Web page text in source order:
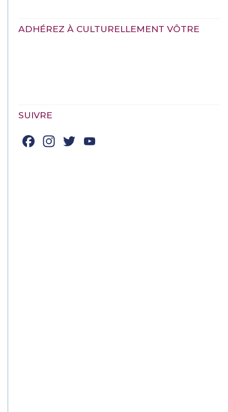
ADHÉREZ À CULTURELLEMENT VÔTRE
SUIVRE
Facebook
Instagram
Twitter